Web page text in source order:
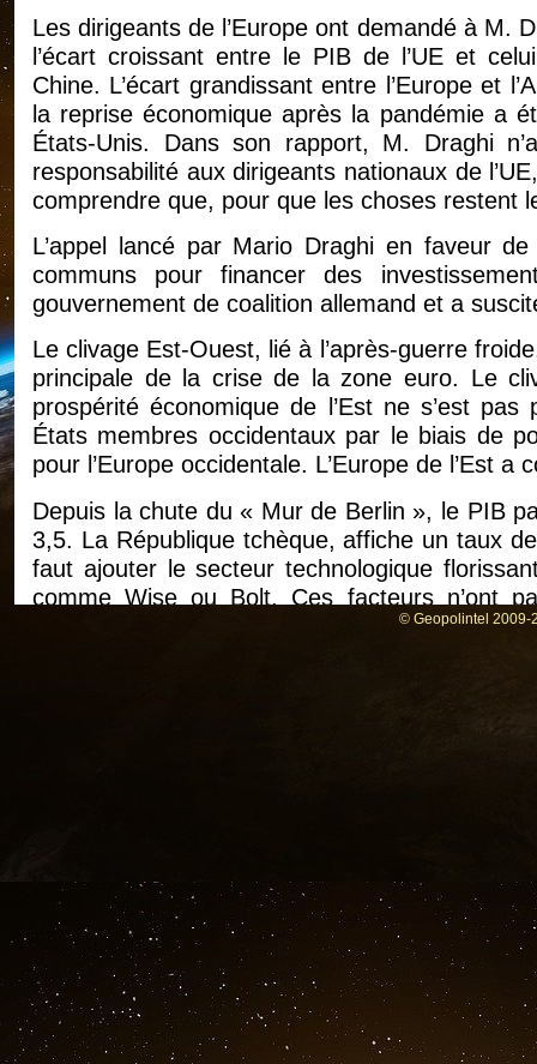
Les dirigeants de l’Europe ont demandé à M.
l’écart croissant entre le PIB de l’UE et
Chine. L’écart grandissant entre l’Europe et
la reprise économique après la pandémie a
États-Unis. Dans son rapport, M. Draghi
responsabilité aux dirigeants nationaux de
comprendre que, pour que les choses restent
L’appel lancé par Mario Draghi en faveur
communs pour financer des
gouvernement de coalition allemand et a
Le clivage Est-Ouest, lié à l’après-guerre
principale de la crise de la zone euro. Le
prospérité économique de l’Est ne s’est
États membres occidentaux par le biais de
pour l’Europe occidentale. L’Europe de l’Est
Depuis la chute du « Mur de Berlin », le PIB
3,5. La République tchèque, affiche un taux
faut ajouter le secteur technologique
comme Wise ou Bolt. Ces facteurs n’ont
ministres de Lettonie, de Pologne et de
La création d’une union des marchés des
économies occidentales, mais cela se ferait
d’Europe centrale et orientale. L’opposition
par l’italien UniCredit démontre que le
sein du marché unique supposé être unifié.
© Geopolintel 2009-